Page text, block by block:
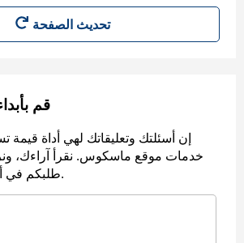
تحديث الصفحة
قم
إن أسئلتك وتعليقاتك لهي أداة قيمة
خدمات موقع ماسكوس. نقرأ آراءك،
طلبكم في أسرع وقت ممكن.